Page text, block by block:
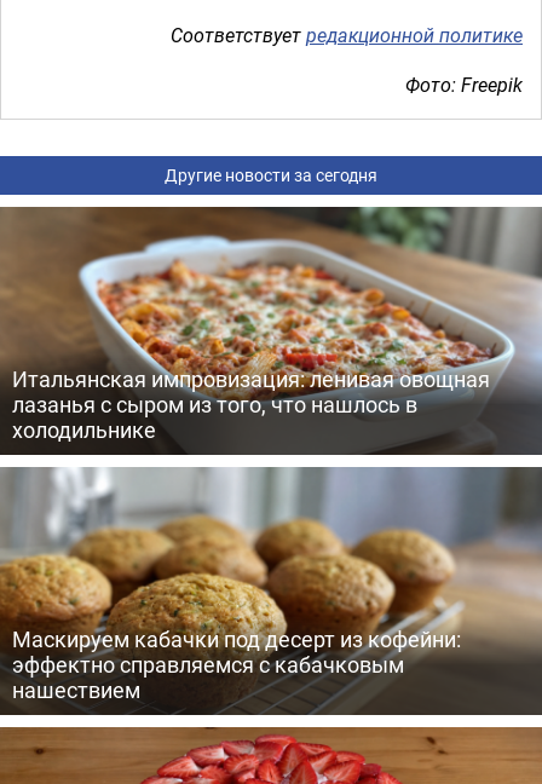
Соответствуетредакционной политике
Фото: Freepik
Другие новости за сегодня
Итальянская импровизация: ленивая овощная
лазанья с сыром из того, что нашлось в
холодильнике
Маскируем кабачки под десерт из кофейни:
эффектно справляемся с кабачковым
нашествием